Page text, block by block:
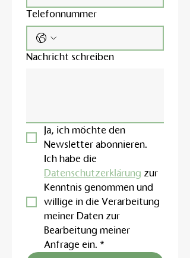
Telefonnummer
Nachricht schreiben
Ja, ich möchte den
Newsletter abonnieren.
Datenschutzerklärung zur
Kenntnis genommen und
willige in die Verarbeitung
meiner Daten zur
Bearbeitung meiner
Anfrage ein. *